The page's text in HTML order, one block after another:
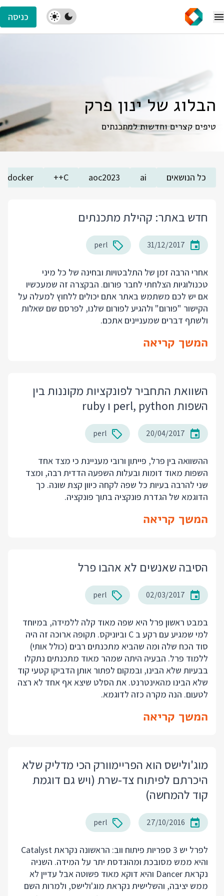
כניסה
הבלוג של ינון פרק
טיפים קצרים וחדשות למתכנתים
כל הנושאים ai
aoc2023
C++
docker
חדש באתר: קהילת מתכנתים
31/12/2017
perl
אחרי הרבה זמן של התלבטויות ובחינה של כל מיני
טכנולוגיות הצלחתי לחבר פורום. הבקצרה זה שמעכשיו
אם יש לכם משתמש באתר אתם יכולים ללחוץ למעלה על
הקישור "פורום" ולהגיע לפורום שלנו, לפרסם שם שאלות
ולשתף דברים שמעניינים אתכם.
המשך קריאה
השוואת התחביר לפונקציות מקוננות בין
השפות perl, python ו ruby
20/04/2017
perl
ההשוואה בין פרל, פייתון ורובי מעניינת כי מצד אחד
השפות מאוד דומות ובעלות השפעה הדדית רבה, ומצד
שני להרבה בעיות כל שפה לקחה כיוון קצת שונה. כך
הדוגמא של הגדרת פונקציה בתוך פונקציה.
המשך קריאה
הסיבה שאנשים לא אהבו פרל
02/03/2017
perl
במבט ראשון פרל היא שפה מאוד קלה ללמידה, במיוחד
למי שמגיע עם רקע ב C וביוניקס. תקופה ארוכה זה היה
סוד הכח שלה ומה שהביא מתכנתים רבים (כולל אותי)
ללמוד פרל. הבעיה היתה שמהר מאוד מתכנתים נתקלו
בבעיות שלא הבינו, ובמקום לפתור אותן הדביקו קטעי קוד
שלא הבינו מהאינטרנט. את הסלט שיצא אף אחד לא רצה
לטעום. הנה מקרה כזה לדוגמא.
המשך קריאה
מוג'ולישס הוא הפריימוורק הכי מדליק שלא
היכרתם לפיתוח צד-שרת (ויש גם דוגמת
קוד להמחשה)
27/10/2016
perl
לפרל יש 3 ספריות פיתוח ווב: הראשונה נקראת Catalyst
והיא ממש מסובכת ומהונדסת יתר על המידה. השניה
נקראת Dancer והיא דוקא מאוד פשוטה אבל עדיין לא
ממש יציבה, והשלישית נקראת מוג'ולישס, ולמרות השם